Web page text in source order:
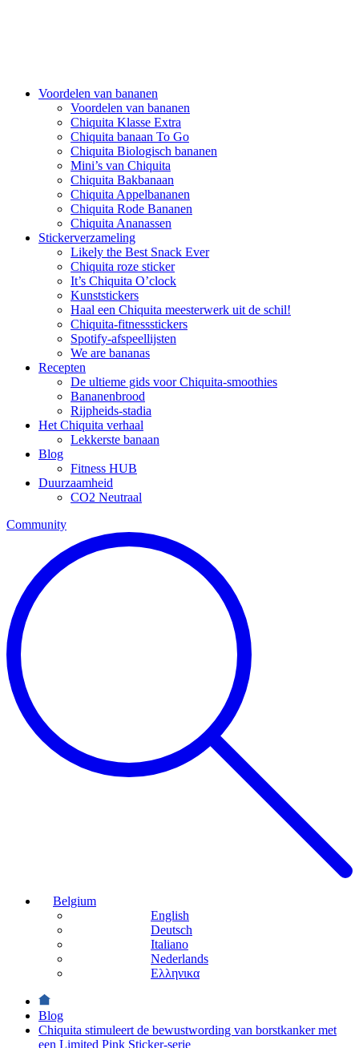
Voordelen van bananen
Voordelen van bananen
Chiquita Klasse Extra
Chiquita banaan To Go
Chiquita Biologisch bananen
Mini’s van Chiquita
Chiquita Bakbanaan
Chiquita Appelbananen
Chiquita Rode Bananen
Chiquita Ananassen
Stickerverzameling
Likely the Best Snack Ever
Chiquita roze sticker
It’s Chiquita O’clock
Kunststickers
Haal een Chiquita meesterwerk uit de schil!
Chiquita-fitnessstickers
Spotify-afspeellijsten
We are bananas
Recepten
De ultieme gids voor Chiquita-smoothies
Bananenbrood
Rijpheids-stadia
Het Chiquita verhaal
Lekkerste banaan
Blog
Fitness HUB
Duurzaamheid
CO2 Neutraal
Community
Belgium
English
Deutsch
Italiano
Nederlands
Ελληνικα
Blog
Chiquita stimuleert de bewustwording van borstkanker met
een Limited Pink Sticker-serie